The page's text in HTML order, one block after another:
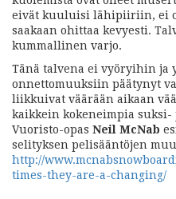
eivät kuuluisi lähipiiriin, ei
saakaan ohittaa kevyesti.
kummallinen varjo.
Tänä talvena ei vyöryihin ja
onnettomuuksiin päätynyt
liikkuivat väärään aikaan
kaikkein kokeneimpia
Vuoristo-opas Neil McNab
selityksen pelisääntöjen
http://
times-they-are-a-changing/